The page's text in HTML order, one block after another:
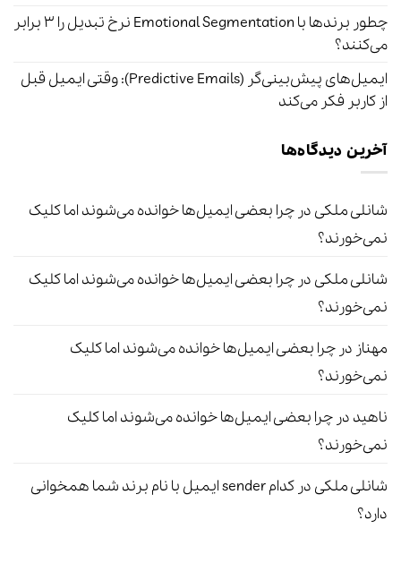
چطور برندها با Emotional Segmentation نرخ تبدیل را ۳ برابر
می‌کنند؟
ایمیل‌های پیش‌بینی‌گر (Predictive Emails): وقتی ایمیل قبل
از کاربر فکر می‌کند
آخرین دیدگاه‌ها
شانلی ملکی در چرا بعضی ایمیل‌ها خوانده می‌شوند اما کلیک
نمی‌خورند؟
شانلی ملکی در چرا بعضی ایمیل‌ها خوانده می‌شوند اما کلیک
نمی‌خورند؟
مهناز در چرا بعضی ایمیل‌ها خوانده می‌شوند اما کلیک
نمی‌خورند؟
ناهید در چرا بعضی ایمیل‌ها خوانده می‌شوند اما کلیک
نمی‌خورند؟
شانلی ملکی در
کدام sender ایمیل با نام برند شما همخوانی
دارد؟